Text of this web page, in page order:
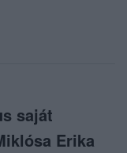
saját
Erika